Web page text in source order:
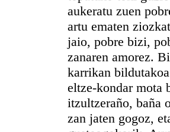
aukeratu zuen
artu ematen
jaio, pobre bizi,
zanaren amorez.
karrikan
eltze-kondar mota
itzultzeraño, baña
zan jaten gogoz,